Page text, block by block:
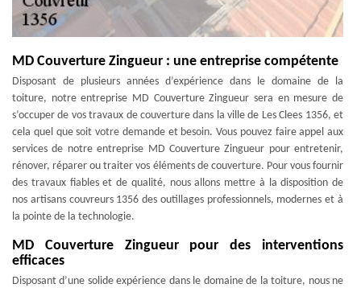
MD Couverture Zingueur : une entreprise compétente
Disposant de plusieurs années d’expérience dans le domaine de la
toiture, notre entreprise MD Couverture Zingueur sera en mesure de
s’occuper de vos travaux de couverture dans la ville de Les Clees 1356, et
cela quel que soit votre demande et besoin. Vous pouvez faire appel aux
services de notre entreprise MD Couverture Zingueur pour entretenir,
rénover, réparer ou traiter vos éléments de couverture. Pour vous fournir
des travaux fiables et de qualité, nous allons mettre à la disposition de
nos artisans couvreurs 1356 des outillages professionnels, modernes et à
la pointe de la technologie.
MD Couverture Zingueur pour des interventions
efficaces
Disposant d’une solide expérience dans le domaine de la toiture, nous ne